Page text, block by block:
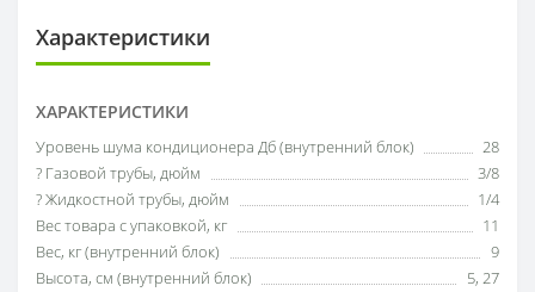
Характеристики
ХАРАКТЕРИСТИКИ
Уровень шума кондиционера Дб (внутренний блок)
28
? Газовой трубы, дюйм
3/8
? Жидкостной трубы, дюйм
1/4
Вес товара с упаковкой, кг
11
Вес, кг (внутренний блок)
9
Высота, см (внутренний блок)
5, 27